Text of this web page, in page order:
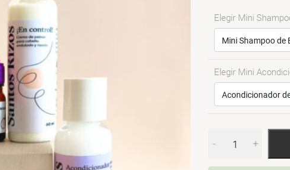
Elegir Mini
Elegir Mini
de
+
-